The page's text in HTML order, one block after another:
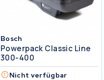
Bosch
Powerpack Classic Line
300-400
Nicht verfügbar